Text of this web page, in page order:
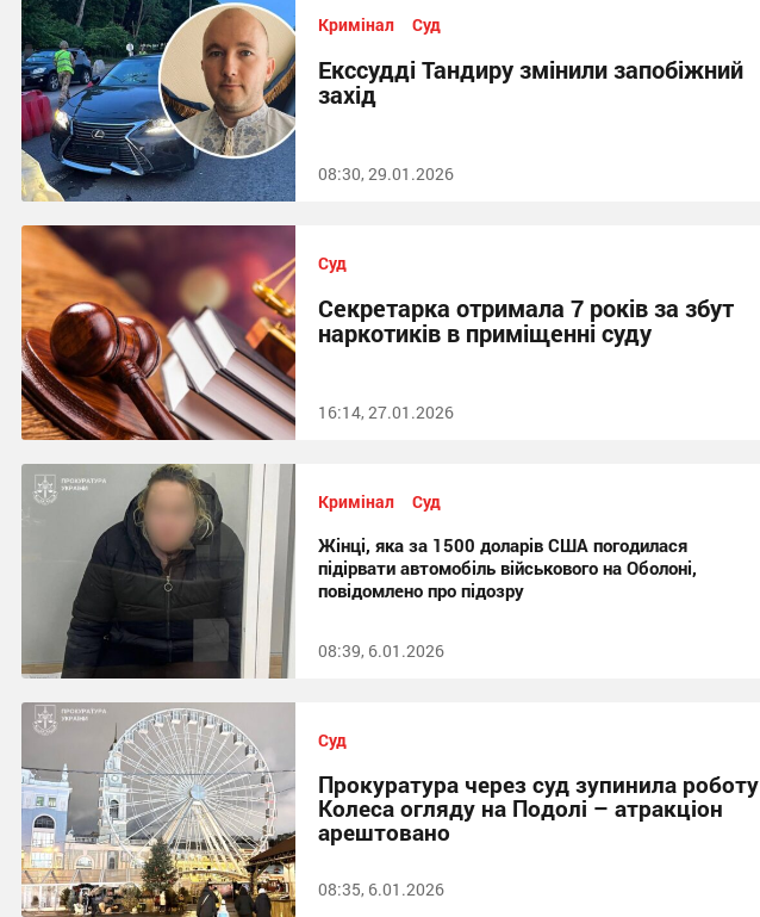
Кримінал Суд
Екссудді Тандиру змінили запобіжний
захід
08:30, 29.01.2026
Суд
Секретарка отримала 7 років за збут
наркотиків в приміщенні суду
16:14, 27.01.2026
Кримінал Суд
Жінці, яка за 1500 доларів США погодилася
підірвати автомобіль військового на Оболоні,
повідомлено про підозру
08:39, 6.01.2026
Суд
Прокуратура через суд зупинила роботу
Колеса огляду на Подолі – атракціон
арештовано
08:35, 6.01.2026